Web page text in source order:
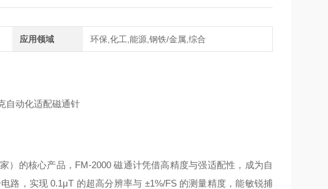
应用领域 环保,化工,能源,钢铁/金属,综合
）的核心产品，FM-2000 磁通计凭借高精度与强适配性，成为自
路，实现 0.1μT 的超高分辨率与 ±1%/FS 的测量精度，能敏锐捕